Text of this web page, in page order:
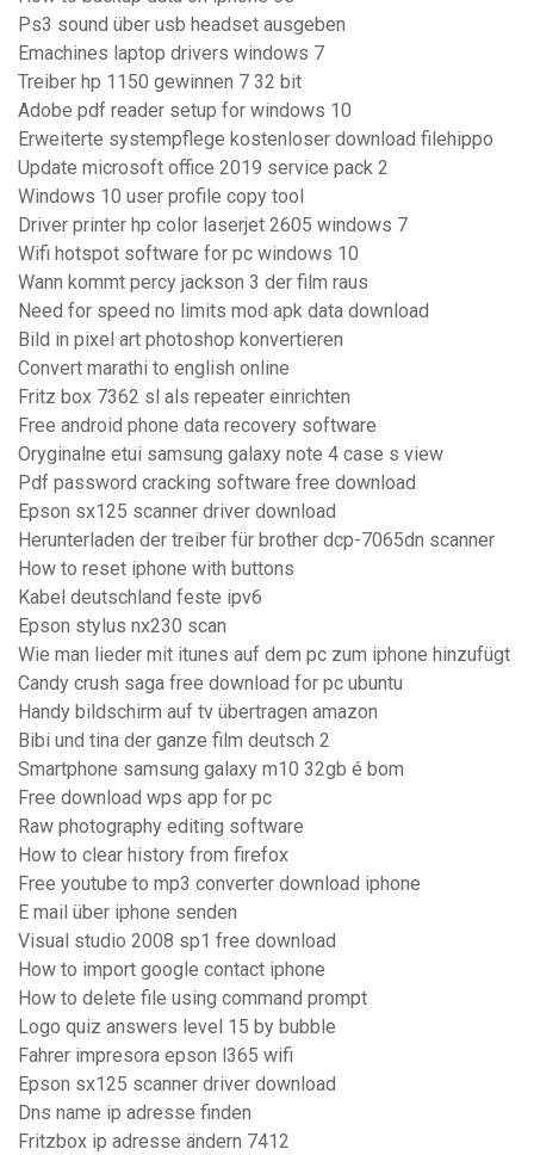
Ps3 sound über usb headset ausgeben
Emachines laptop drivers windows 7
Treiber hp 1150 gewinnen 7 32 bit
Adobe pdf reader setup for windows 10
Erweiterte systempflege kostenloser download filehippo
Update microsoft office 2019 service pack 2
Windows 10 user profile copy tool
Driver printer hp color laserjet 2605 windows 7
Wifi hotspot software for pc windows 10
Wann kommt percy jackson 3 der film raus
Need for speed no limits mod apk data download
Bild in pixel art photoshop konvertieren
Convert marathi to english online
Fritz box 7362 sl als repeater einrichten
Free android phone data recovery software
Oryginalne etui samsung galaxy note 4 case s view
Pdf password cracking software free download
Epson sx125 scanner driver download
Herunterladen der treiber für brother dcp-7065dn scanner
How to reset iphone with buttons
Kabel deutschland feste ipv6
Epson stylus nx230 scan
Wie man lieder mit itunes auf dem pc zum iphone hinzufügt
Candy crush saga free download for pc ubuntu
Handy bildschirm auf tv übertragen amazon
Bibi und tina der ganze film deutsch 2
Smartphone samsung galaxy m10 32gb é bom
Free download wps app for pc
Raw photography editing software
How to clear history from firefox
Free youtube to mp3 converter download iphone
E mail über iphone senden
Visual studio 2008 sp1 free download
How to import google contact iphone
How to delete file using command prompt
Logo quiz answers level 15 by bubble
Fahrer impresora epson l365 wifi
Epson sx125 scanner driver download
Dns name ip adresse finden
Fritzbox ip adresse ändern 7412